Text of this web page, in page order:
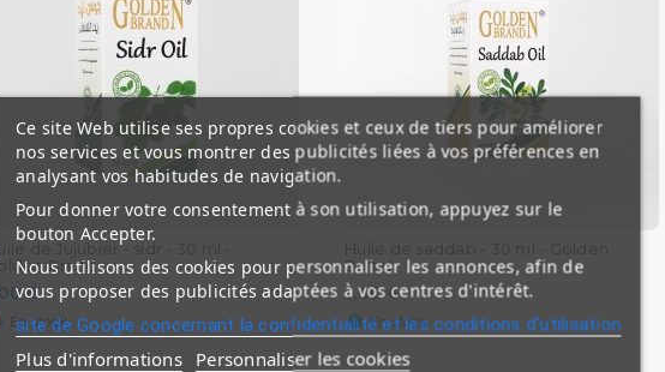
de Jujubier - sidr - 30 ml -
Brand
€
En stock
Brand
5,00 €
En stock
Ce site Web utilise ses propres cookies et ceux de tiers pour améliorer
nos services et vous montrer des publicités liées à vos préférences en
analysant vos habitudes de navigation.
Pour donner votre consentement à son utilisation, appuyez sur le
bouton Accepter.
Nous utilisons des cookies pour personnaliser les annonces, afin de
vous proposer des publicités adaptées à vos centres d'intérêt.
site de Google concernant la confidentialité et les conditions d'utilisation
Plus d'informations Personnaliser les cookies